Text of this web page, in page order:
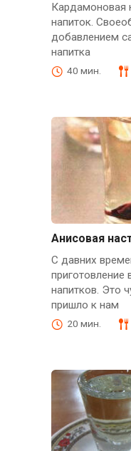
Кардамоновая
напиток.
добавлением
напитка
40 мин.
Анисовая
С давних
напитков. Это
пришло к нам
20 мин.